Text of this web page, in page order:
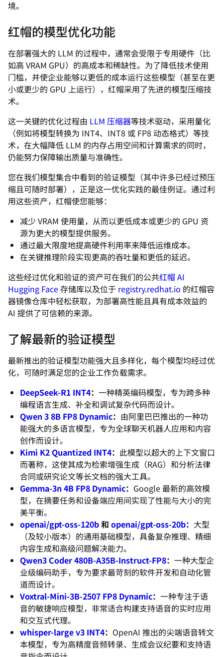
境。
红帽的模型优化功能
在部署强大的 LLM 的过程中，通常会受限于专用硬件（比
如高 VRAM GPU）的高成本和稀缺性。为了降低技术使用
门槛，并使企业能够以更低的成本运行这些模型（甚至在更
小或更少的 GPU 上运行），红帽采用了先进的模型压缩技
术。
这一关键的优化过程由 LLM 压缩器等技术驱动，采用量化
（例如将模型转换为 INT4、INT8 或 FP8 动态格式）等技
术，在大幅降低 LLM 的内存占用空间和计算需求的同时，
仍能努力保障输出质量与准确性。
您在我们模型集合中看到的验证模型（其中许多已经过预压
缩且可随时部署），正是这一优化实践的最佳例证。通过利
用这些资产，红帽使您能够：
减少 VRAM 使用量，从而以更低成本或更少的 GPU 资
源为更大的模型提供服务。
通过最大限度地提高硬件利用率来降低运维成本。
在关键推理阶段实现更高的吞吐量和更低的延迟。
这些经过优化和验证的资产可在我们的公共红帽 AI
Hugging Face存储库以及位于 registry.redhat.io 的红帽容
器镜像仓库中轻松获取，为部署高性能且具有成本效益的
AI 提供了可信赖的来源。
了解最新的验证模型
最新推出的验证模型功能强大且多样化，每个模型均经过优
化，可随时满足您的企业工作负载需求。
DeepSeek-R1 INT4： 一种精英编码模型，专为跨多种
编程语言生成、补全和调试复杂代码而设计。
Qwen 3 8B FP8 Dynamic： 由阿里巴巴推出的一种功
能强大的多语言模型，专为全球聊天机器人应用和内容
创作而设计。
Kimi K2 Quantized INT4： 此模型以超大的上下文窗口
而著称，这使其成为检索增强生成（RAG）和分析法律
合同或研究论文等长文档的强大工具。
Gemma-3n 4B FP8 Dynamic： Google 最新的高效模
型，在摘要任务和设备端应用间实现了性能与大小的完
美平衡。
openai/gpt-oss-120b和 openai/gpt-oss-20b： 大型
（及较小版本）的通用基础模型，具备复杂推理、精细
内容生成和高级问题解决能力。
Qwen3 Coder 480B-A35B-Instruct-FP8： 一种大型企
业级编码助手，专为要求最苛刻的软件开发和自动化管
道而设计。
Voxtral-Mini-3B-2507 FP8 Dynamic： 一种专注于语
音的敏捷响应模型，非常适合构建支持语音的实时应用
和交互式代理。
whisper-large v3 INT4： OpenAI 推出的尖端语音转文
本模型，专为高精度音频转录、生成会议纪要和支持语